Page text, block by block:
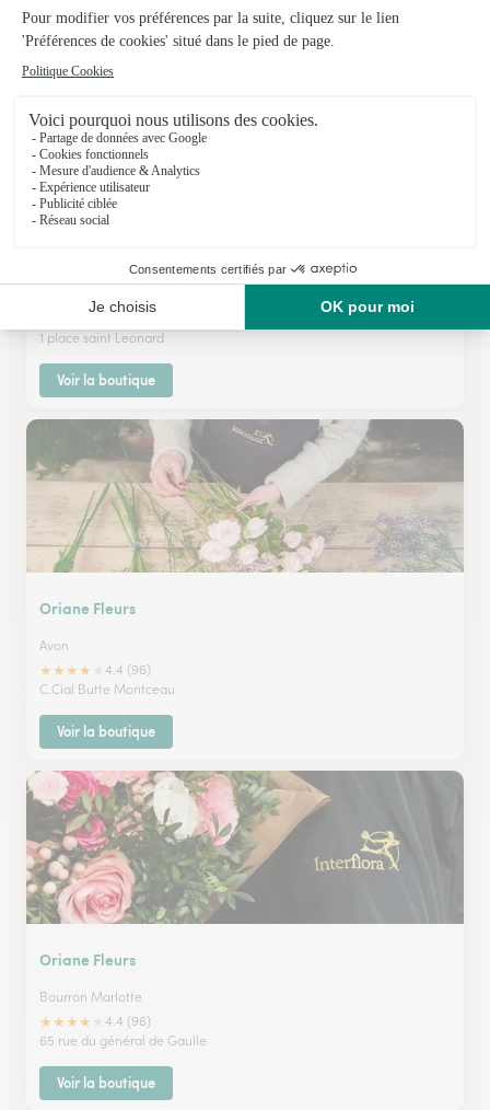
Voir la boutique
1 place saint Leonard
Voir la boutique
Oriane Fleurs
Avon
★★★★
4.4 (96)
C.Cial Butte Montceau
Voir la boutique
Oriane Fleurs
Bourron Marlotte
★★★★
4.4 (96)
65 rue du général de Gaulle
Voir la boutique